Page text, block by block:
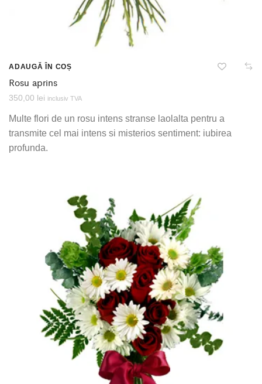
ADAUGĂ ÎN COȘ
Rosu aprins
350,00 lei inclusiv TVA
Multe flori de un rosu intens stranse laolalta pentru a
transmite cel mai intens si misterios sentiment: iubirea
profunda.